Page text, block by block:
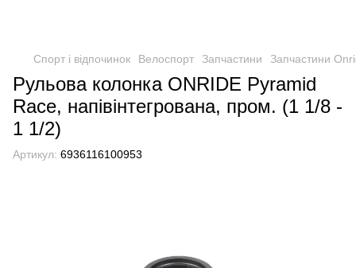
Спорт і відпочинок Велоспорт Запчастини Запчастини
Рульова колонка ONRIDE Pyramid
Race, напівінтегрована, пром. (1 1/8 -
1 1/2)
Артикул: 6936116100953